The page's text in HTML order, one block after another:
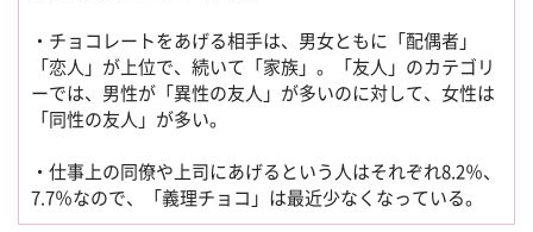
・チョコレートをあげる相手は、男女ともに「配偶者」
「恋人」が上位で、続いて「家族」。「友人」のカテゴリ
ーでは、男性が「異性の友人」が多いのに対して、女性は
「同性の友人」が多い。
・仕事上の同僚や上司にあげるという人はそれぞれ8.2％、
7.7％なので、「義理チョコ」は最近少なくなっている。